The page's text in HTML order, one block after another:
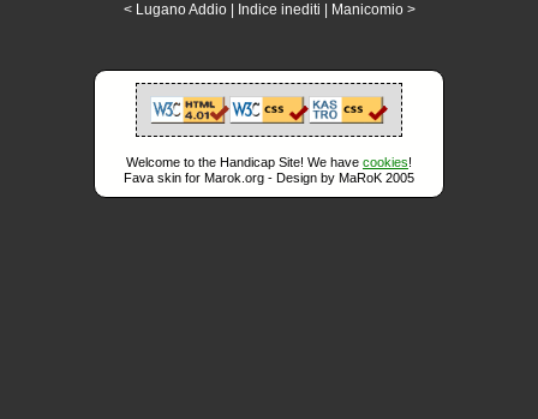
< Lugano Addio| Indice inediti Manicomio >
Welcome to the Handicap Site! We have cookies!
Fava skin for Marok.org - Design by MaRoK 2005